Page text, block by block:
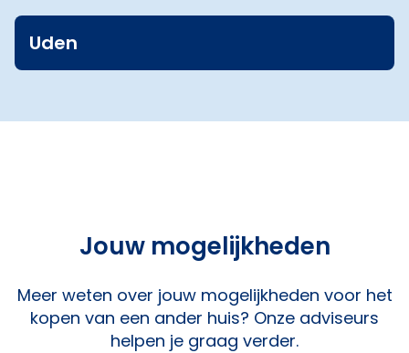
Uden
Jouw mogelijkheden
Meer weten over jouw mogelijkheden voor het
kopen van een ander huis? Onze adviseurs
helpen je graag verder.